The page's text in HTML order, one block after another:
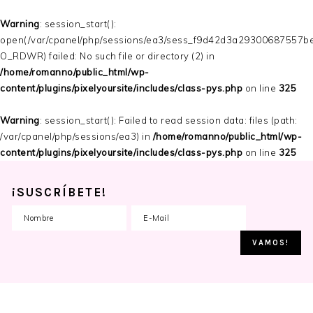
Warning: session_start():
open(/var/cpanel/php/sessions/ea3/
O_RDWR) failed: No such file or directory (2) in
/home/romanno/public_html/wp-
content/plugins/pixelyoursite/includes/class-pys.php on line 325
Warning: session_start(): Failed to read session data: files (path:
/var/cpanel/php/sessions/ea3) in /home/romanno/public_html/wp-
content/plugins/pixelyoursite/includes/class-pys.php on line 325
¡SUSCRÍBETE!